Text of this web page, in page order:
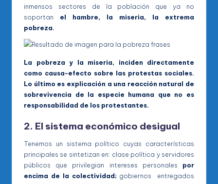
inmensos sectores de la población que ya no
soportan el hambre, la miseria, la extrema
pobreza.
La pobreza y la miseria, inciden directamente
como causa-efecto sobre las protestas sociales.
Lo último es explicación a una reacción natural de
sobrevivencia de la especie humana que no es
responsabilidad de los protestantes.
2. El sistema económico desigual
Tenemos un sistema político cuyas características
principales se sintetizan en: clase política y servidores
públicos que privilegian intereses personales por
encima de la colectividad; gobiernos entregados